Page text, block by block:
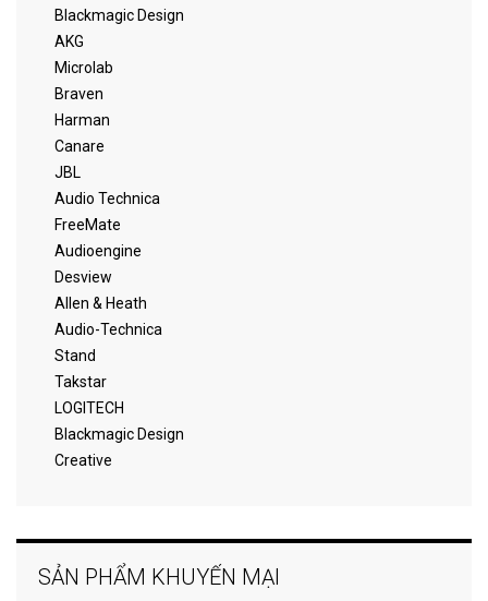
Blackmagic Design
AKG
Microlab
Braven
Harman
Canare
JBL
Audio Technica
FreeMate
Audioengine
Desview
Allen & Heath
Audio-Technica
Stand
Takstar
LOGITECH
Blackmagic Design
Creative
SẢN PHẨM KHUYẾN MẠI